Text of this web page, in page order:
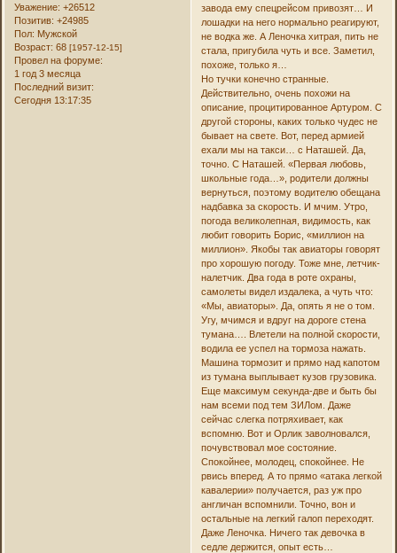
Уважение: +26512
Позитив: +24985
Пол: Мужской
Возраст: 68[1957-12-15]
Провел на форуме:
1 год 3 месяца
Последний визит:
Сегодня 13:17:35
завода ему спецрейсом привозят… И
лошадки на него нормально реагируют,
не водка же. А Леночка хитрая, пить не
стала, пригубила чуть и все. Заметил,
похоже, только я…
Но тучки конечно странные.
Действительно, очень похожи на
описание, процитированное Артуром. С
другой стороны, каких только чудес не
бывает на свете. Вот, перед армией
ехали мы на такси… с Наташей. Да,
точно. С Наташей. «Первая любовь,
школьные года…», родители должны
вернуться, поэтому водителю обещана
надбавка за скорость. И мчим. Утро,
погода великолепная, видимость, как
любит говорить Борис, «миллион на
миллион». Якобы так авиаторы говорят
про хорошую погоду. Тоже мне, летчик-
налетчик. Два года в роте охраны,
самолеты видел издалека, а чуть что:
«Мы, авиаторы». Да, опять я не о том.
Угу, мчимся и вдруг на дороге стена
тумана…. Влетели на полной скорости,
водила ее успел на тормоза нажать.
Машина тормозит и прямо над капотом
из тумана выплывает кузов грузовика.
Еще максимум секунда-две и быть бы
нам всеми под тем ЗИЛом. Даже
сейчас слегка потряхивает, как
вспомню. Вот и Орлик заволновался,
почувствовал мое состояние.
Спокойнее, молодец, спокойнее. Не
рвись вперед. А то прямо «атака легкой
кавалерии» получается, раз уж про
англичан вспомнили. Точно, вон и
остальные на легкий галоп переходят.
Даже Леночка. Ничего так девочка в
седле держится, опыт есть…